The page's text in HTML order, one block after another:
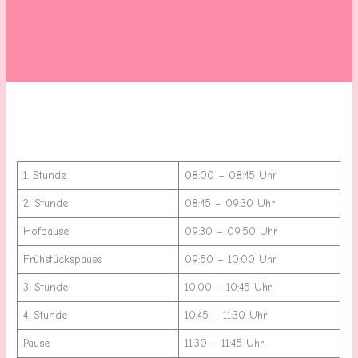
1. Stunde 08:00 – 08:45 Uhr
2. Stunde 08:45 – 09:30 Uhr
Hofpause 09:30 – 09:50 Uhr
Frühstückspause 09:50 – 10:00 Uhr
3. Stunde 10:00 – 10:45 Uhr
4. Stunde 10:45 – 11:30 Uhr
Pause 11:30 – 11:45 Uhr